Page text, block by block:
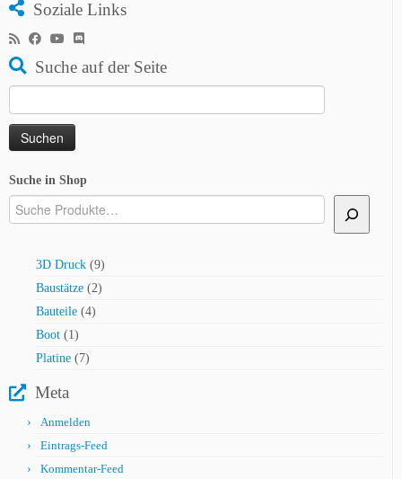
Soziale Links
Suche auf der Seite
nach:
Suche in Shop
3D Druck 99
Produkte
Baustätze 22
Bauteile 44
Boot 11
Produkt
Platine 77
Meta
Anmelden
Eintrags-Feed
Kommentar-Feed